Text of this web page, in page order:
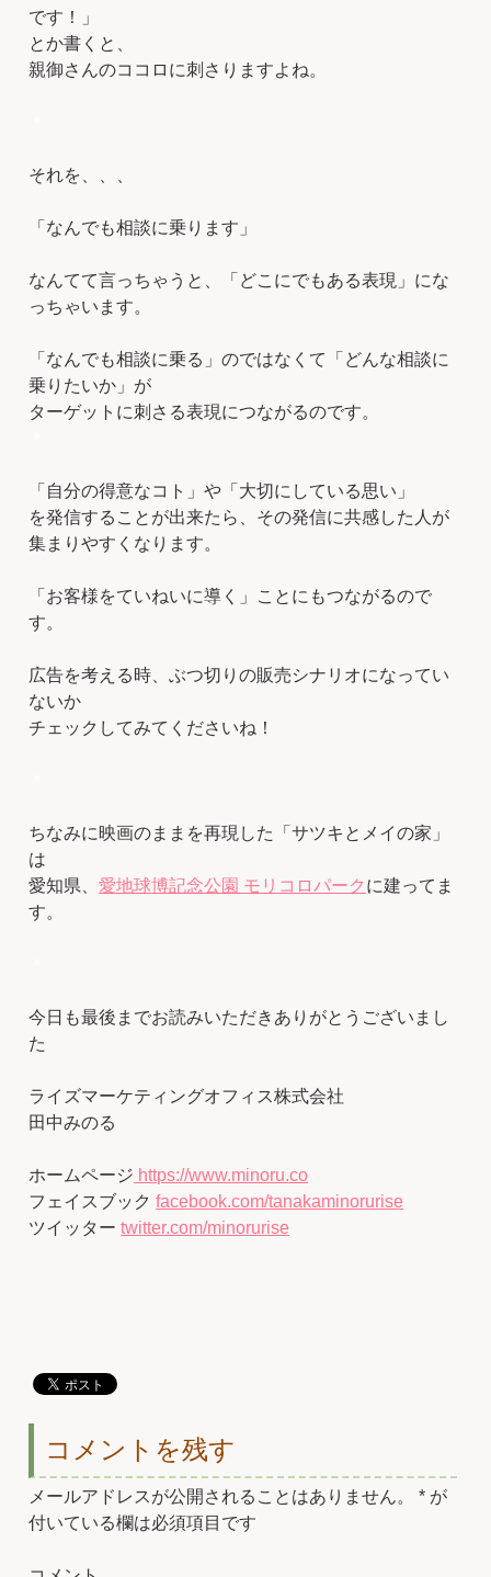
です！」
とか書くと、
親御さんのココロに刺さりますよね。
それを、、、
「なんでも相談に乗ります」
なんてて言っちゃうと、「どこにでもある表現」にな
っちゃいます。
「なんでも相談に乗る」のではなくて「どんな相談に
乗りたいか」が
ターゲットに刺さる表現につながるのです。
「自分の得意なコト」や「大切にしている思い」
を発信することが出来たら、その発信に共感した人が
集まりやすくなります。
「お客様をていねいに導く」ことにもつながるので
す。
広告を考える時、ぶつ切りの販売シナリオになってい
ないか
チェックしてみてくださいね！
ちなみに映画のままを再現した「サツキとメイの家」
は
愛知県、愛地球博記念公園 モリコロパーク に建ってま
す。
今日も最後までお読みいただきありがとうございまし
た
ライズマーケティングオフィス株式会社
田中みのる
ホームページ https://www.minoru.co
フェイスブックfacebook.com/tanakaminorurise
ツイッターtwitter.com/minorurise
コメントを残す
メールアドレスが公開されることはありません。 * が
付いている欄は必須項目です